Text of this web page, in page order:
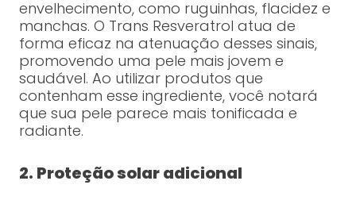
envelhecimento, como ruguinhas, flacidez e
manchas. O Trans Resveratrol atua de
forma eficaz na atenuação desses sinais,
promovendo uma pele mais jovem e
saudável. Ao utilizar produtos que
contenham esse ingrediente, você notará
que sua pele parece mais tonificada e
radiante.
2. Proteção solar adicional